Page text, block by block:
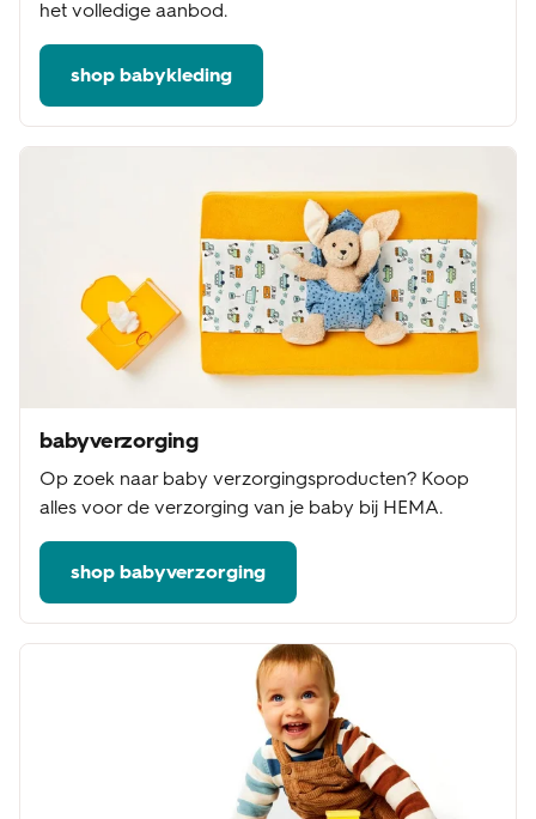
het volledige aanbod.
shop babykleding
babyverzorging
Op zoek naar baby verzorgingsproducten? Koop
alles voor de verzorging van je baby bij HEMA.
shop babyverzorging